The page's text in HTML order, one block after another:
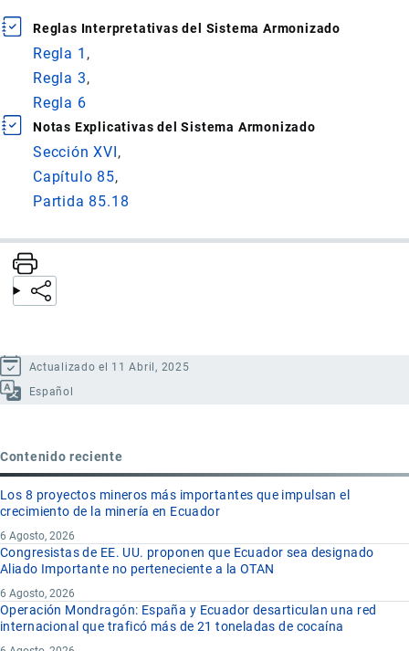
Reglas Interpretativas del Sistema Armonizado
Regla 1
Regla 3
Regla 6
Notas Explicativas del Sistema Armonizado
Sección XVI
Capítulo 85
Partida 85.18
Actualizado el 11 Abril, 2025
Español
Contenido reciente
Los 8 proyectos mineros más importantes que impulsan el
crecimiento de la minería en Ecuador
6 Agosto, 2026
Congresistas de EE. UU. proponen que Ecuador sea designado
Aliado Importante no perteneciente a la OTAN
6 Agosto, 2026
Operación Mondragón: España y Ecuador desarticulan una red
internacional que traficó más de 21 toneladas de cocaína